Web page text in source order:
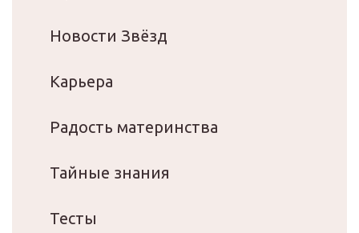
Новости Звёзд
Карьера
Радость материнства
Тайные знания
Тесты